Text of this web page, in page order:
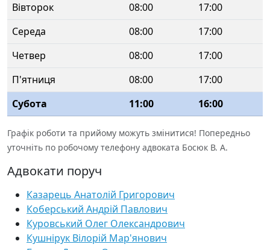
Вівторок
08:00
17:00
Середа
08:00
17:00
Четвер
08:00
17:00
П'ятниця
08:00
17:00
Субота
11:00 16:00
Графік роботи та прийому можуть змінитися! Попередньо
уточніть по робочому телефону адвоката Босюк В. А.
Адвокати поруч
Казарець Анатолій Григорович
Коберський Андрій Павлович
Куровський Олег Олександрович
Кушнірук Вілорій Мар'янович